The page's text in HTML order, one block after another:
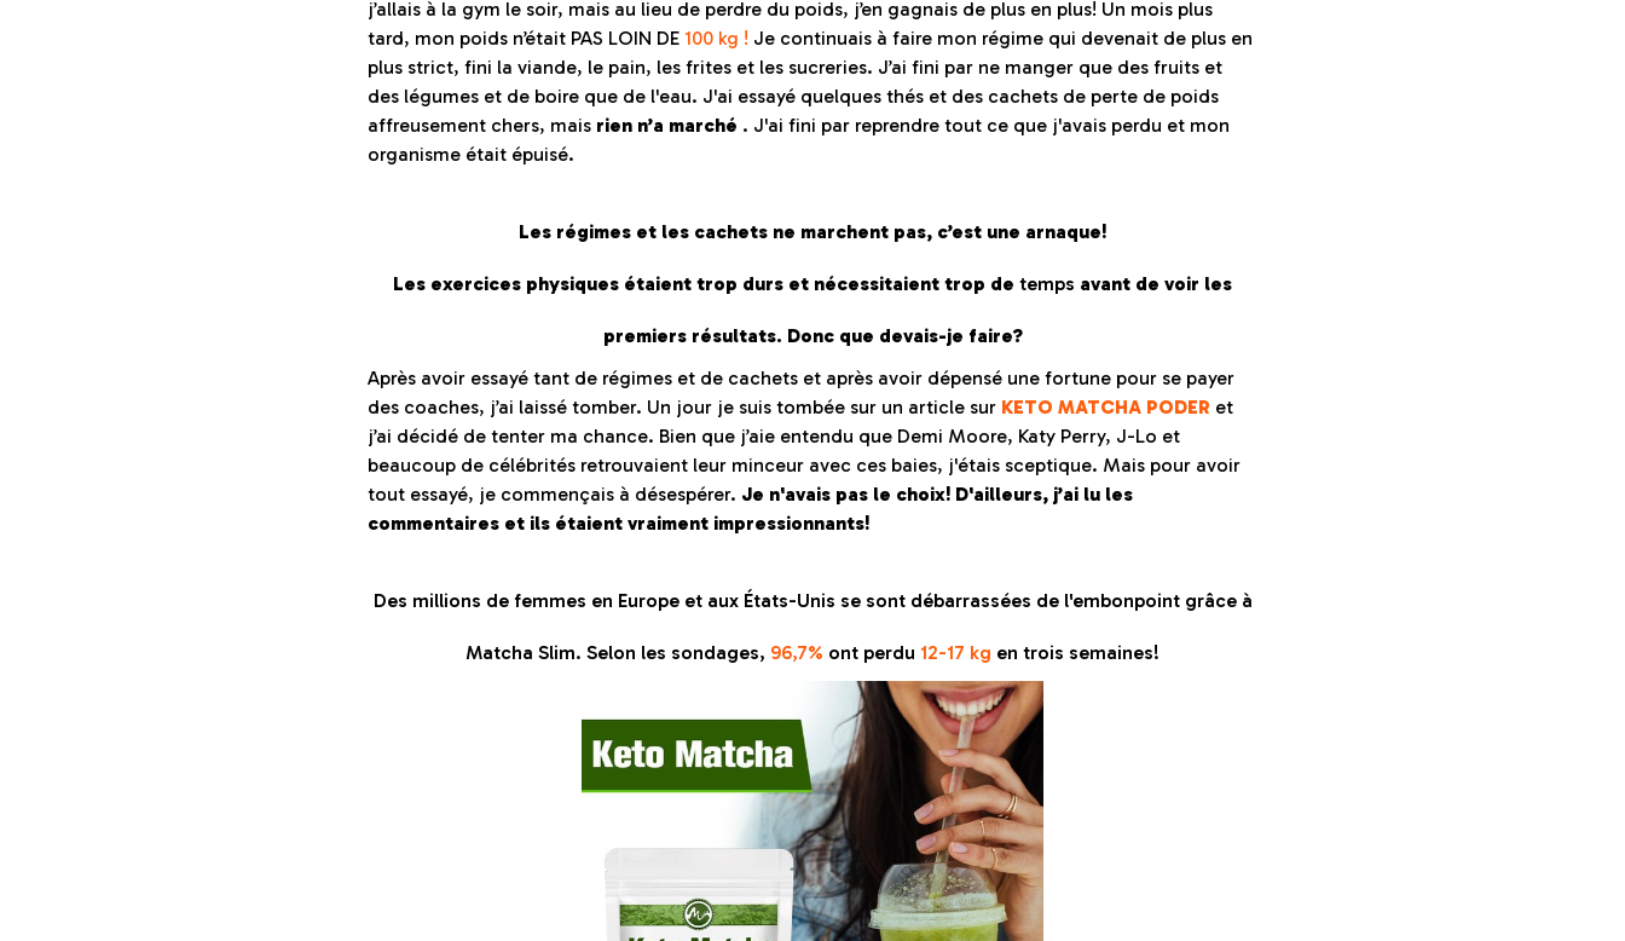
j’allais à la gym le soir, mais au lieu de perdre du poids, j’en gagnais de plus en plus! Un mois plus
tard, mon poids n’était PAS LOIN DE 100 kg ! Je continuais à faire mon régime qui devenait de plus en
plus strict, fini la viande, le pain, les frites et les sucreries. J’ai fini par ne manger que des fruits et
des légumes et de boire que de l'eau. J'ai essayé quelques thés et des cachets de perte de poids
affreusement chers, mais rien n’a marché . J'ai fini par reprendre tout ce que j'avais perdu et mon
organisme était épuisé.
Les régimes et les cachets ne marchent pas, c’est une arnaque!
Les exercices physiques étaient trop durs et nécessitaient trop de temps avant de voir les
premiers résultats. Donc que devais-je faire?
Après avoir essayé tant de régimes et de cachets et après avoir dépensé une fortune pour se payer
des coaches, j’ai laissé tomber. Un jour je suis tombée sur un article sur KETO MATCHA PODER et
j’ai décidé de tenter ma chance. Bien que j’aie entendu que Demi Moore, Katy Perry, J-Lo et
beaucoup de célébrités retrouvaient leur minceur avec ces baies, j'étais sceptique. Mais pour avoir
tout essayé, je commençais à désespérer. Je n'avais pas le choix! D'ailleurs, j’ai lu les
commentaires et ils étaient vraiment impressionnants!
Des millions de femmes en Europe et aux États-Unis se sont débarrassées de l'embonpoint grâce à
Matcha Slim. Selon les sondages, 96,7% ont perdu 12-17 kg en trois semaines!